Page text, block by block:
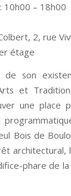
: 10h00 – 18h00
2, rue
étage
son
et
une place
Bois de
phare de